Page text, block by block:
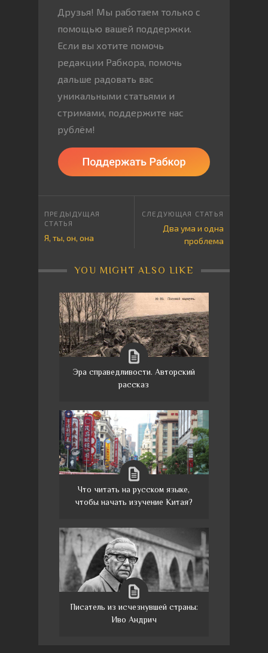
Друзья! Мы работаем только с
помощью вашей поддержки.
Если вы хотите помочь
редакции Рабкора, помочь
дальше радовать вас
уникальными статьями и
стримами, поддержите нас
рублём!
Я, ты, он, она
Два ума и одна
проблема
YOU MIGHT ALSO LIKE
Эра справедливости. Авторский
рассказ
Что читать на русском языке,
чтобы начать изучение Китая?
Писатель из исчезнувшей страны:
Иво Андрич